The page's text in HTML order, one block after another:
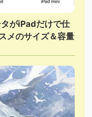
がiPadだけで仕
メのサイズ＆容量